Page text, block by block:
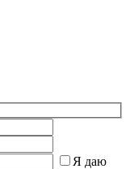
Я даю